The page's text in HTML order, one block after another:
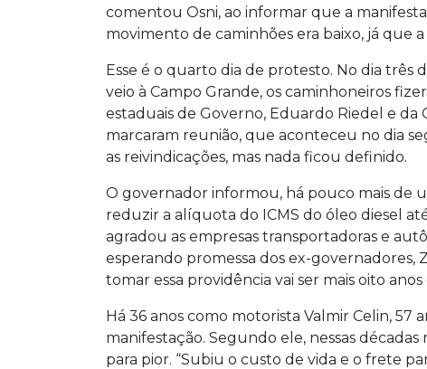
comentou Osni, ao informar que a
movimento de caminhões era baixo, já que
Esse é o quarto dia de protesto. No dia três
veio à Campo Grande, os caminhoneiros
estaduais de Governo, Eduardo Riedel e da
marcaram reunião, que aconteceu no dia
as reivindicações, mas nada ficou definido.
O governador informou, há pouco mais de
reduzir a alíquota do ICMS do óleo diesel
agradou as empresas transportadoras e
esperando promessa dos ex-governadores,
tomar essa providência vai ser mais oito
Há 36 anos como motorista Valmir Celin, 57
manifestação. Segundo ele, nessas
para pior. “Subiu o custo de vida e o frete